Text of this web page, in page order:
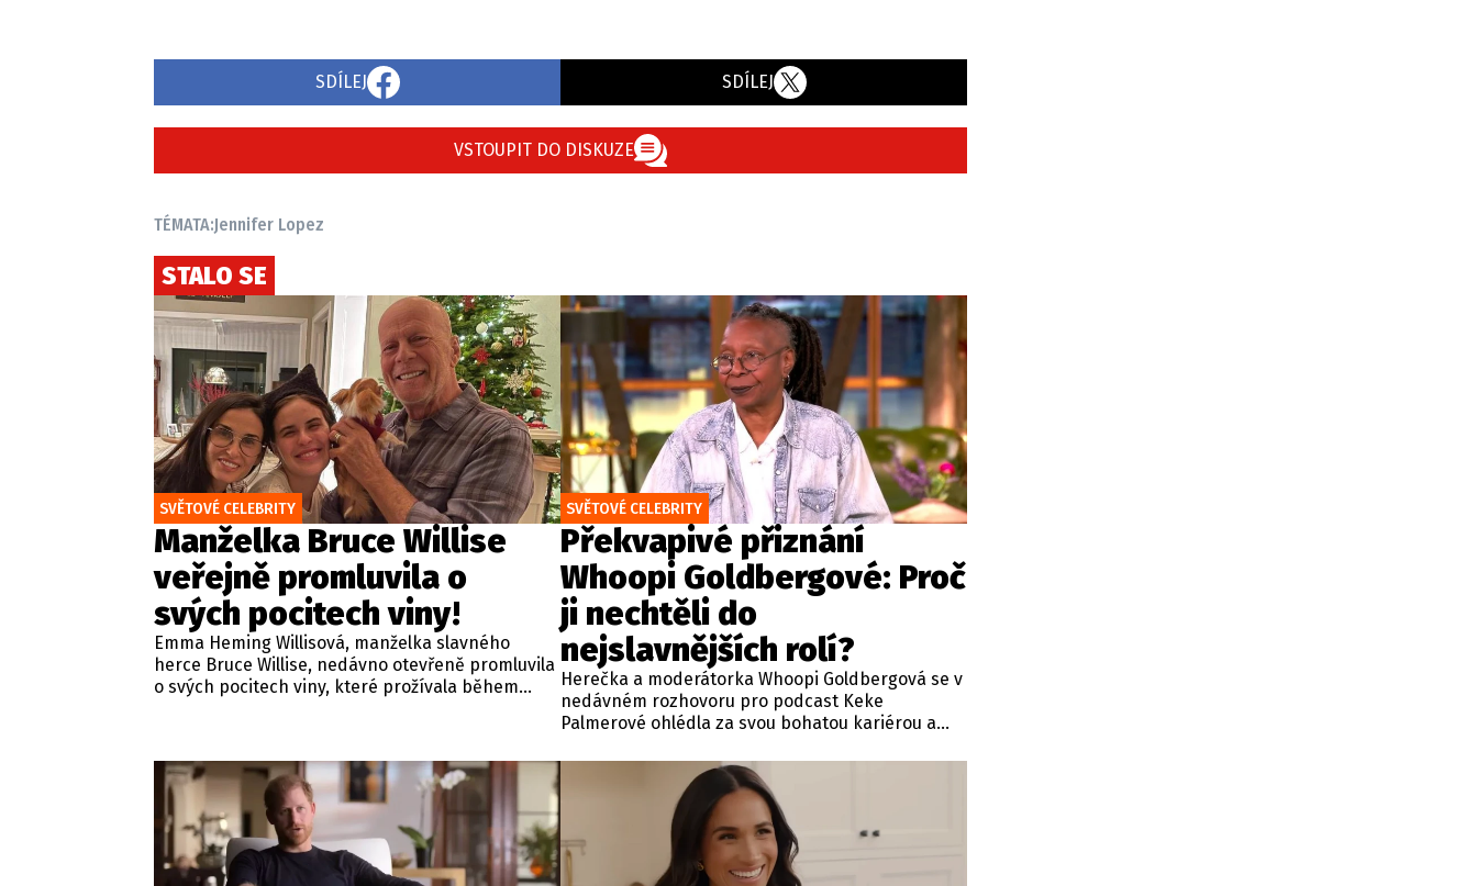
SDÍLEJ SDÍLEJ
VSTOUPIT DO DISKUZE
TÉMATA:Jennifer Lopez
STALO SE
SVĚTOVÉ CELEBRITY
Manželka Bruce Willise
veřejně promluvila o
svých pocitech viny!
Emma Heming Willisová, manželka slavného
herce Bruce Willise, nedávno otevřeně promluvila
o svých pocitech viny, které prožívala během
problémům a o rok později mu byla
diagnostikována frontotemporální demence.
SVĚTOVÉ CELEBRITY
Překvapivé přiznání
Whoopi Goldbergové: Proč
ji nechtěli do
nejslavnějších rolí?
Herečka a moderátorka Whoopi Goldbergová se v
nedávném rozhovoru pro podcast Keke
Palmerové ohlédla za svou bohatou kariérou a
nejslavnějším filmovým úlohám. Držitelka
prestižního ocenění EGOT přiznala, že o ni tvůrci
kultovního romantického snímku Duch z roku
1990 zpočátku vůbec nestáli. Když se tehdy
dotazovala, proč ji castingoví agenti nezavolali na
zkoušky, dostala odpověď, že její účast odmítli ze